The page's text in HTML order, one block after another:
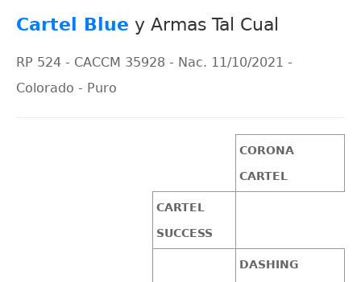
Cartel Blue y Armas Tal Cual
RP 524 - CACCM 35928 - Nac. 11/10/2021 -
Colorado - Puro
CORONA
CARTEL
CARTEL
SUCCESS
DASHING